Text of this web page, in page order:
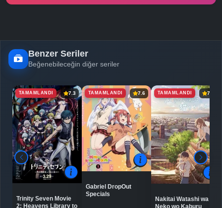
Benzer Seriler
Beğenebileceğin diğer seriler
TAMAMLANDI 7.3
Trinity Seven Movie
2: Heavens Library to
TAMAMLANDI 7.6
Gabriel DropOut
Specials
TAMAMLANDI 7.4
Nakitai Watashi wa
Neko wo Kaburu